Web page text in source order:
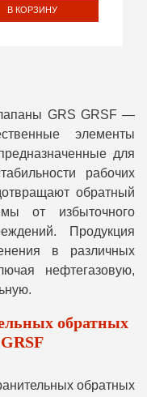
В КОРЗИНУ
GRS GRSF —
элементы
для
рабочих
обратный
от избыточного
Продукция
в различных
нефтегазовую,
обратных
обратных